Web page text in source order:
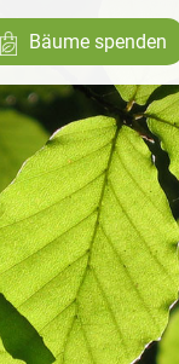
Bäume spenden